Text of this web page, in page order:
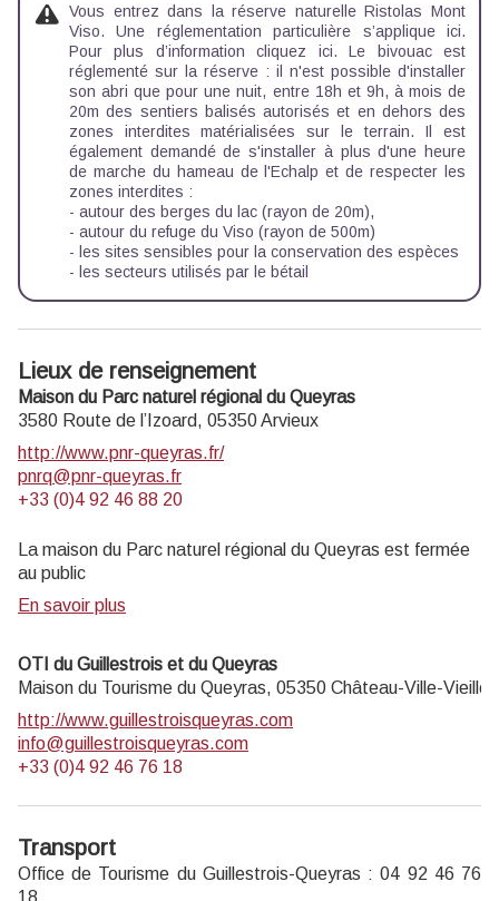
Vous entrez dans la réserve naturelle Ristolas Mont
Viso. Une réglementation particulière s’applique ici.
Pour plus d’informationcliquez ici. Le bivouac est
réglementé sur la réserve : il n'est possible d'installer
son abri que pour une nuit, entre 18h et 9h, à mois de
20m des sentiers balisés autorisés et en dehors des
zones interdites matérialisées sur le terrain. Il est
également demandé de s'installer à plus d'une heure
de marche du hameau de l'Echalp et de respecter les
zones interdites :
- autour des berges du lac (rayon de 20m),
- autour du refuge du Viso (rayon de 500m)
- les sites sensibles pour la conservation des espèces
- les secteurs utilisés par le bétail
Lieux de renseignement
Maison du Parc naturel régional du Queyras
3580 Route de l’Izoard, 05350Arvieux
http://www.pnr-queyras.fr/
pnrq@pnr-queyras.fr
+33 (0)4 92 46 88 20
La maison du Parc naturel régional du Queyras est fermée
au public
En savoir plus
OTI du Guillestrois et du Queyras
Maison du Tourisme du Queyras, 05350 Château-Ville-Vieille
http://www.guillestroisqueyras.com
info@guillestroisqueyras.com
+33 (0)4 92 46 76 18
Transport
Office de Tourisme du Guillestrois-Queyras : 04 92 46 76
18